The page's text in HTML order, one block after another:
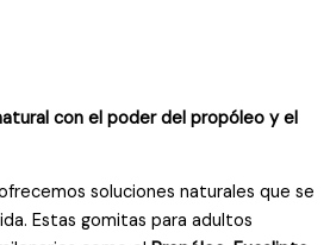
con el poder del propóleo y el
soluciones naturales que se
Estas gomitas para adultos